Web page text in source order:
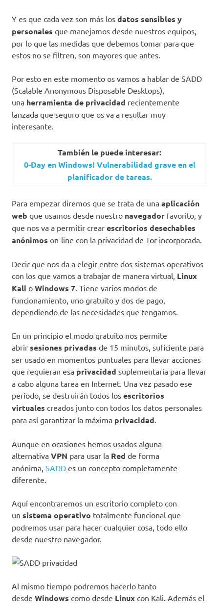
Y es que cada vez son más los datos sensibles y
personales que manejamos desde nuestros equipos,
por lo que las medidas que debemos tomar para que
estos no se filtren, son mayores que antes.
Por esto en este momento os vamos a hablar de SADD
(Scalable Anonymous Disposable Desktops),
una herramienta de privacidad recientemente
lanzada que seguro que os va a resultar muy
interesante.
También le puede interesar:
0-Day en Windows! Vulnerabilidad grave en el
planificador de tareas.
Para empezar diremos que se trata de una aplicación
web que usamos desde nuestro navegador favorito, y
que nos va a permitir crear escritorios desechables
anónimos on-line con la privacidad de Tor incorporada.
Decir que nos da a elegir entre dos sistemas operativos
con los que vamos a trabajar de manera virtual, Linux
Kali o Windows 7 . Tiene varios modos de
funcionamiento, uno gratuito y dos de pago,
dependiendo de las necesidades que tengamos.
En un principio el modo gratuito nos permite
abrir sesiones privadas de 15 minutos, suficiente para
ser usado en momentos puntuales para llevar acciones
que requieran esa privacidad suplementaria para llevar
a cabo alguna tarea en Internet. Una vez pasado ese
período, se destruirán todos los escritorios
virtuales creados junto con todos los datos personales
para así garantizar la máxima privacidad
Aunque en ocasiones hemos usados alguna
alternativa VPN para usar la Red de forma
anónima, SADD es un concepto completamente
diferente.
Aquí encontraremos un escritorio completo con
un sistema operativo totalmente funcional que
podremos usar para hacer cualquier cosa, todo ello
desde nuestro navegador.
Al mismo tiempo podremos hacerlo tanto
desde Windows como desde Linux con Kali. Además el